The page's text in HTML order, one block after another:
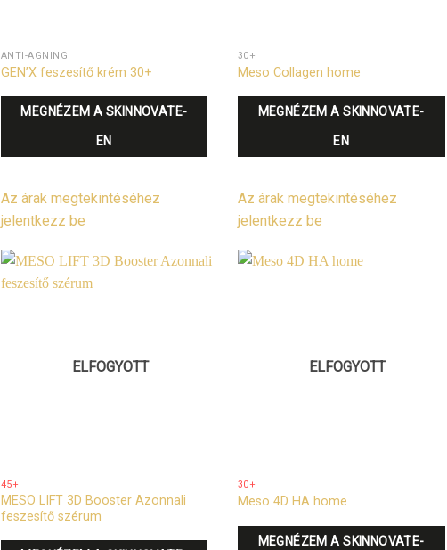
ANTI-AGNING
GEN’X feszesítő krém 30+
MEGNÉZEM A SKINNOVATE-
EN
Az árak megtekintéséhez
jelentkezz be
30+
Meso Collagen home
MEGNÉZEM A SKINNOVATE-
EN
Az árak megtekintéséhez
jelentkezz be
ELFOGYOTT
45+
MESO LIFT 3D Booster Azonnali
feszesítő szérum
ELFOGYOTT
30+
Meso 4D HA home
MEGNÉZEM A SKINNOVATE-